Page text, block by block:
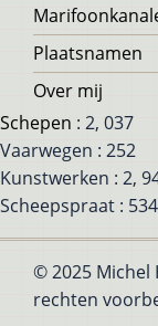
Plaatsnamen
Over mij
Schepen : 2, 037
Vaarwegen : 252
Kunstwerken : 2,
Scheepspraat : 534
© 2025 Michel
rechten